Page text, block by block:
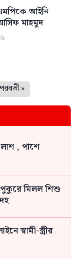
আইনি
মাহমুদ
পরবর্তী »
লাশ , পাশে
মিলল শিশু
স্বামী-স্ত্রীর